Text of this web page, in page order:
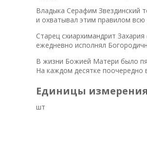
Владыка Серафим Звездинский
и охватывал этим правилом
Старец схиархимандрит
ежедневно исполнял
В жизни Божией Матери было
На каждом десятке
Единицы измерения
шт